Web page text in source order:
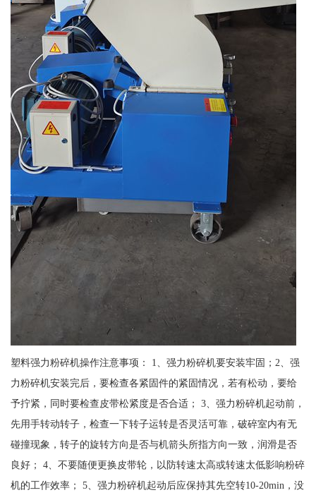
塑料强力粉碎机操作注意事项： 1、强力粉碎机要安装牢固；2、强
力粉碎机安装完后，要检查各紧固件的紧固情况，若有松动，要给
予拧紧，同时要检查皮带松紧度是否合适； 3、强力粉碎机起动前，
先用手转动转子，检查一下转子运转是否灵活可靠，破碎室内有无
碰撞现象，转子的旋转方向是否与机箭头所指方向一致，润滑是否
良好； 4、不要随便更换皮带轮，以防转速太高或转速太低影响粉碎
机的工作效率； 5、强力粉碎机起动后应保持其先空转10-20min，没